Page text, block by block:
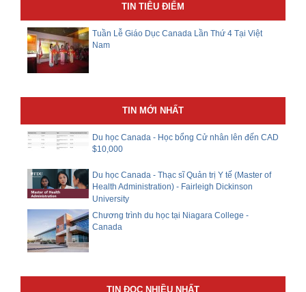
TIN TIÊU ĐIỂM
Tuần Lễ Giáo Dục Canada Lần Thứ 4 Tại Việt
Nam
TIN MỚI NHẤT
Du học Canada - Học bổng Cử nhân lên đến CAD
$10,000
Du học Canada - Thạc sĩ Quản trị Y tế (Master of
Health Administration) - Fairleigh Dickinson
University
Chương trình du học tại Niagara College -
Canada
TIN ĐỌC NHIỀU NHẤT